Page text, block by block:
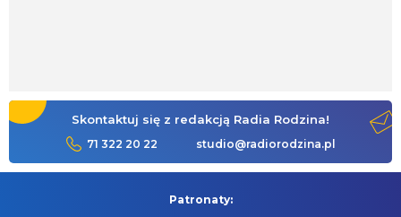
Skontaktuj się z redakcją Radia Rodzina!
71 322 20 22 studio@radiorodzina.pl
Patronaty: